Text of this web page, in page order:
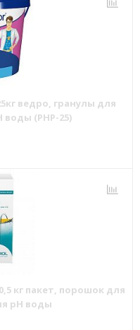
ведро, гранулы для
(PHP-25)
кг пакет, порошок для
рН воды